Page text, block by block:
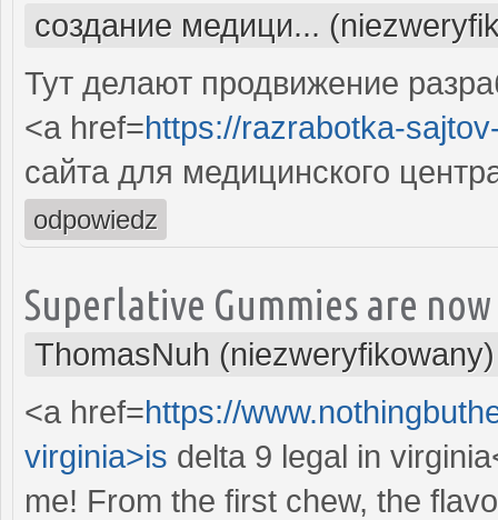
создание медици...
Тут делают продвижение
<a href=https://razrabotka-
сайта для медицинского
odpowiedz
Superlative Gummies are
ThomasNuh (niezweryfikowany)
<a href=https://
virginia>is delta 9 legal in
me! From the first chew, the